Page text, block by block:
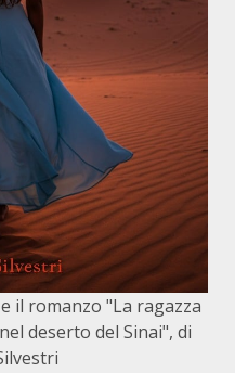
il romanzo "La ragazza
deserto del Sinai", di